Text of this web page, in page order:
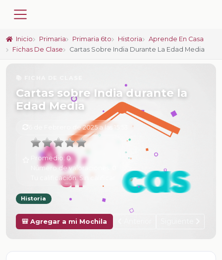
Inicio Primaria Primaria 6to Historia
Aprende En Casa
Fichas De Clase
Cartas Sobre India Durante La Edad Media
Cartas sobre India durante la
Edad Media
6 de Febrero de 2025 a las 15:53
Promedio: 0
Número de valoraciones:
Tu calificación:Sin calificar
Historia
🎒 Agregar a mi Mochila